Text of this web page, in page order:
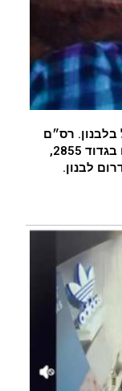
רס״ם
(מיל׳) תמיר וקנין, בן 33, מאילת, לוחם בגדוד 2855,